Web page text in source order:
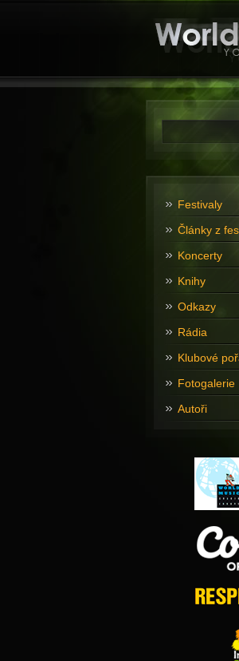
Festivaly
Články z
Koncerty
Knihy
Odkazy
Rádia
Klubové
Fotogalerie
Autoři